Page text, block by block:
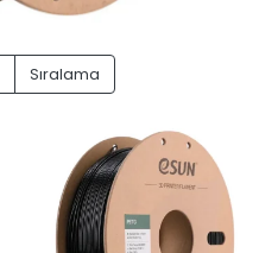
Sıralama